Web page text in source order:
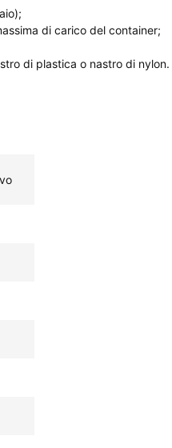
di carico del container;
di plastica o nastro di nylon.